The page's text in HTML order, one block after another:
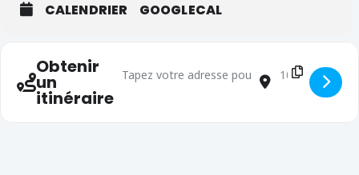
CALENDRIER GOOGLECAL
Obtenir
un
itinéraire
Adresse - Arrêt des notes 6ème [tpX9I3xY6]
Adresse de